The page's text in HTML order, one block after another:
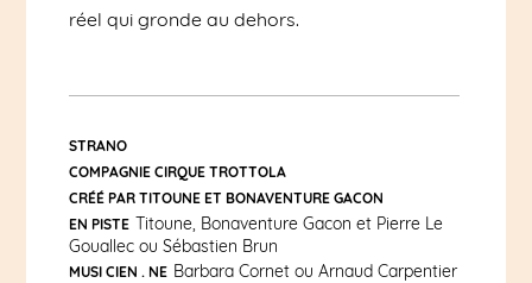
réel qui gronde au dehors.
STRANO
COMPAGNIE CIRQUE TROTTOLA
CRÉÉ PAR TITOUNE ET BONAVENTURE GACON
EN PISTE Titoune, Bonaventure Gacon et Pierre Le
Gouallec ou Sébastien Brun
MUSI CIEN . NE Barbara Cornet ou Arnaud Carpentier